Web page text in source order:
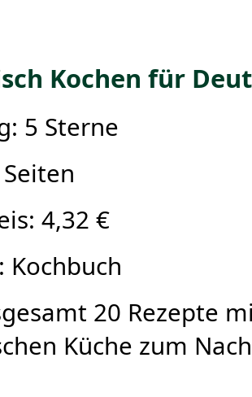
Kochen für
5 Sterne
4,32 €
Kochbuch
20 Rezepte
Küche zum